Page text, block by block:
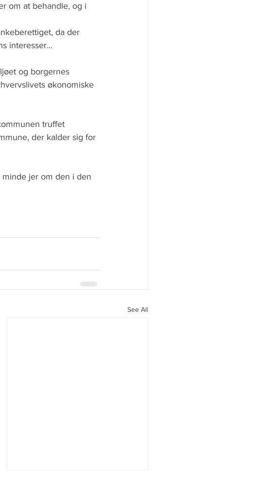
om at behandle, og i
da der
interesser...
og borgernes
økonomiske
truffet
der kalder sig for
minde jer om den i den
See All